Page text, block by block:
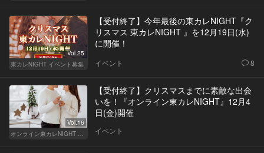
Vol.25
東カレNIGHT イベント募集
【受付終了】今年最後の東カレNIGHT『ク
リスマス 東カレNIGHT 』を12月19日(水)
に開催！
イベント 8
Vol.16
オンライン東カレNIGHT イベント募集
【受付終了】クリスマスまでに素敵な出会
いを！『オンライン東カレNIGHT』12月4
日(金)開催
イベント